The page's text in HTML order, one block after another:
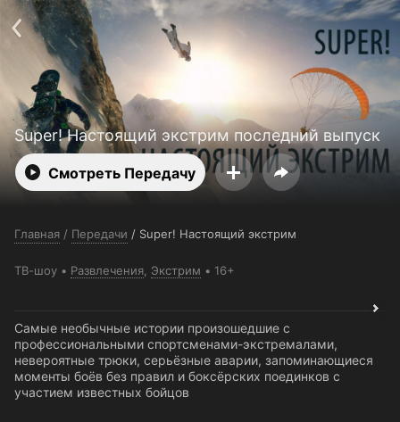
Super! Настоящий экстрим последний выпуск
Смотреть Передачу
Главная / Передачи / Super! Настоящий экстрим
ТВ-шоу Развлечения Экстрим 16+
Самые необычные истории произошедшие с
профессиональными спортсменами-экстремалами,
невероятные трюки, серьёзные аварии, запоминающиеся
моменты боёв без правил и боксёрских поединков с
участием известных бойцов
Поддержка:support@24h.tv
О сервисе
Пользовательское соглашение
Политика конфиденциальности
Для партнёров
Открыть приложение
Ввести промокод
Установить на ТВ
Бесплатные каналы Контакты